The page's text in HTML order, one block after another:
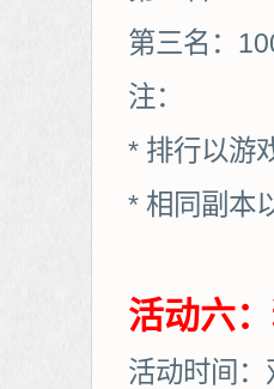
第三名：
注：
* 排行以游
* 相同副本
活动六
活动时间